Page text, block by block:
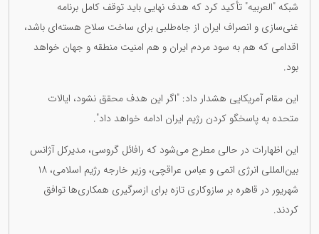
شبکه "العربیه" تأکید کرد که هدف نهایی باید توقف کامل برنامه
غنی‌سازی و انصراف ایران از جاه‌طلبی برای ساخت سلاح هسته‌ای باشد،
اقدامی که هم به سود مردم ایران و هم امنیت منطقه و جهان خواهد
بود.
این مقام آمریکایی هشدار داد: "اگر این هدف محقق نشود، ایالات
متحده به پاسخگو کردن رژیم ایران ادامه خواهد داد".
این اظهارات در حالی مطرح می‌شود که رافائل گروسی، مدیرکل آژانس
بین‌المللی انرژی اتمی و عباس عراقچی، وزیر خارجه رژیم اسلامی، ۱۸
شهریور در قاهره بر سازوکاری تازه برای ازسرگیری همکاری‌ها توافق
کردند.